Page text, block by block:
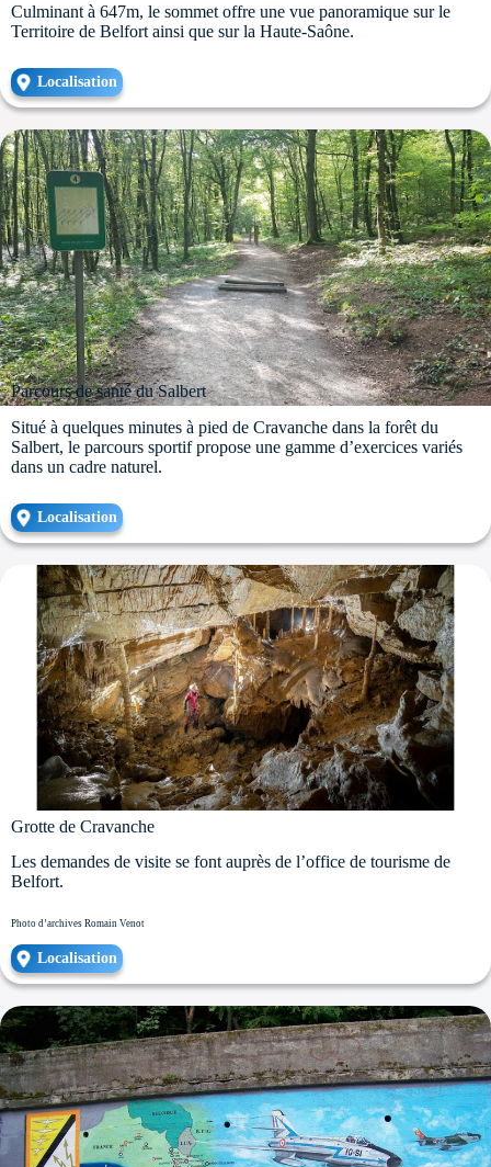
Culminant à 647m, le sommet offre une vue panoramique sur le
Territoire de Belfort ainsi que sur la Haute-Saône.
Localisation
Parcours de santé du Salbert
Situé à quelques minutes à pied de Cravanche dans la forêt du
Salbert, le parcours sportif propose une gamme d’exercices variés
dans un cadre naturel.
Localisation
Grotte de Cravanche
Les demandes de visite se font auprès de l’office de tourisme de
Belfort.
Photo d’archives Romain Venot
Localisation